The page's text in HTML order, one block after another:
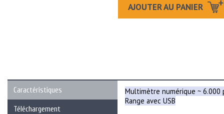
AJOUTER AU PANIER
Caractéristiques
Téléchargement
Multimètre numérique ~ 6.000
Range avec USB